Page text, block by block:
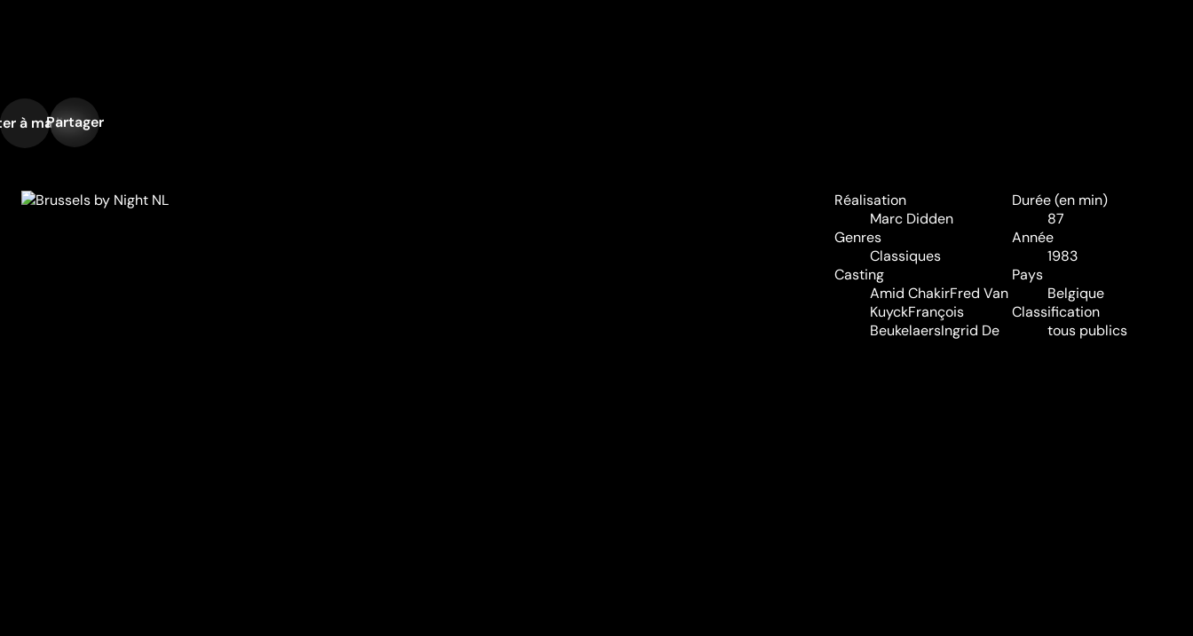
à ma liste
Partager
Réalisation
Marc Didden
Genres
Classiques
Casting
Amid ChakirFred Van
KuyckFrançois
BeukelaersIngrid De
Durée (en min)
87
Année
1983
Pays
Belgique
Classification
tous publics